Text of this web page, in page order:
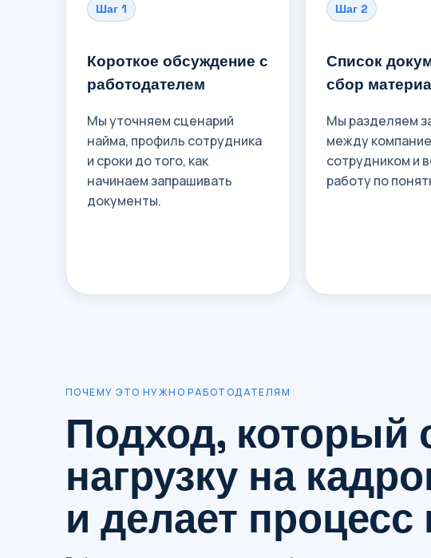
Шаг 1
Короткое обсуждение с
работодателем
Мы уточняем сценарий
найма, профиль сотрудника
и сроки до того, как
начинаем запрашивать
документы.
Шаг 2
Список
сбор
Мы разделяем
между
сотрудником и
работу по
ПОЧЕМУ ЭТО НУЖНО РАБОТОДАТЕЛЯМ
Подход, который
нагрузку на
и делает процесс